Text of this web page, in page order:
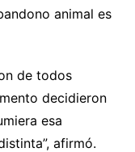
animal es
de todos
decidieron
esa
afirmó.